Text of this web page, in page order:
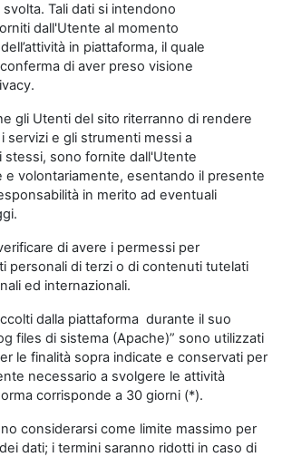
svolta. Tali dati si intendono
dall'Utente al momento
in piattaforma, il quale
di aver preso visione
gli Utenti del sito riterranno di rendere
servizi e gli strumenti messi a
stessi, sono fornite dall'Utente
e volontariamente, esentando il presente
in merito ad eventuali
di avere i permessi per
personali di terzi o di contenuti tutelati
ed internazionali.
dalla piattaforma durante il suo
files di sistema (Apache)” sono utilizzati
le finalità sopra indicate e conservati per
necessario a svolgere le attività
corrisponde a 30 giorni (*).
considerarsi come limite massimo per
dati; i termini saranno ridotti in caso di